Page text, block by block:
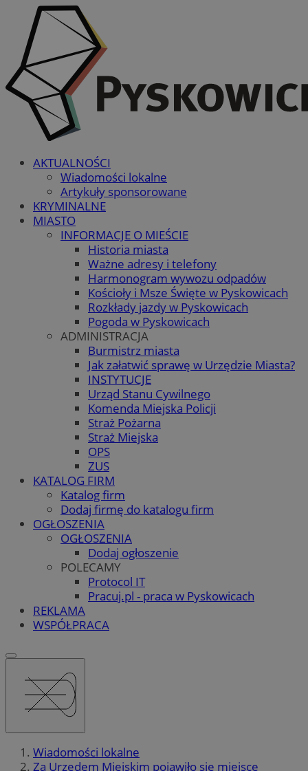
AKTUALNOŚCI
Wiadomości lokalne
Artykuły sponsorowane
KRYMINALNE
MIASTO
INFORMACJE O MIEŚCIE
Historia miasta
Ważne adresy i telefony
Harmonogram wywozu odpadów
Kościoły i Msze Święte w Pyskowicach
Rozkłady jazdy w Pyskowicach
Pogoda w Pyskowicach
ADMINISTRACJA
Burmistrz miasta
Jak załatwić sprawę w Urzędzie Miasta?
INSTYTUCJE
Urząd Stanu Cywilnego
Komenda Miejska Policji
Straż Pożarna
Straż Miejska
OPS
ZUS
KATALOG FIRM
Katalog firm
Dodaj firmę do katalogu firm
OGŁOSZENIA
OGŁOSZENIA
Dodaj ogłoszenie
POLECAMY
Protocol IT
Pracuj.pl - praca w Pyskowicach
REKLAMA
WSPÓŁPRACA
Wiadomości lokalne
Za Urzędem Miejskim pojawiło się miejsce